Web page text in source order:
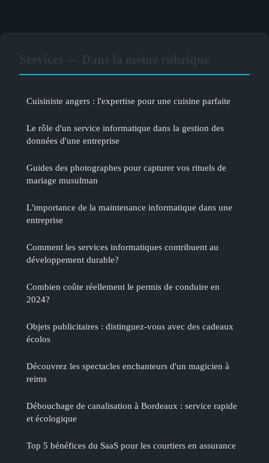
Cuisiniste angers : l'expertise pour une cuisine parfaite
Le rôle d'un service informatique dans la gestion des
données d'une entreprise
Guides des photographes pour capturer vos rituels de
mariage musulman
L'importance de la maintenance informatique dans une
entreprise
Comment les services informatiques contribuent au
développement durable?
Combien coûte réellement le permis de conduire en
2024?
Objets publicitaires : distinguez-vous avec des cadeaux
écolos
Découvrez les spectacles enchanteurs d'un magicien à
reims
Débouchage de canalisation à Bordeaux : service rapide
et écologique
Top 5 bénéfices du SaaS pour les courtiers en assurance